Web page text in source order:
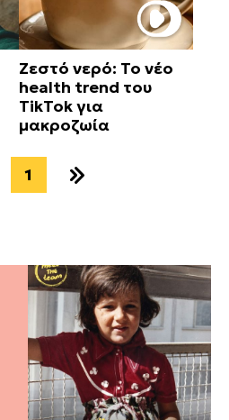
Ζεστό νερό: Το νέο
health trend του
TikTok για
μακροζωία
1